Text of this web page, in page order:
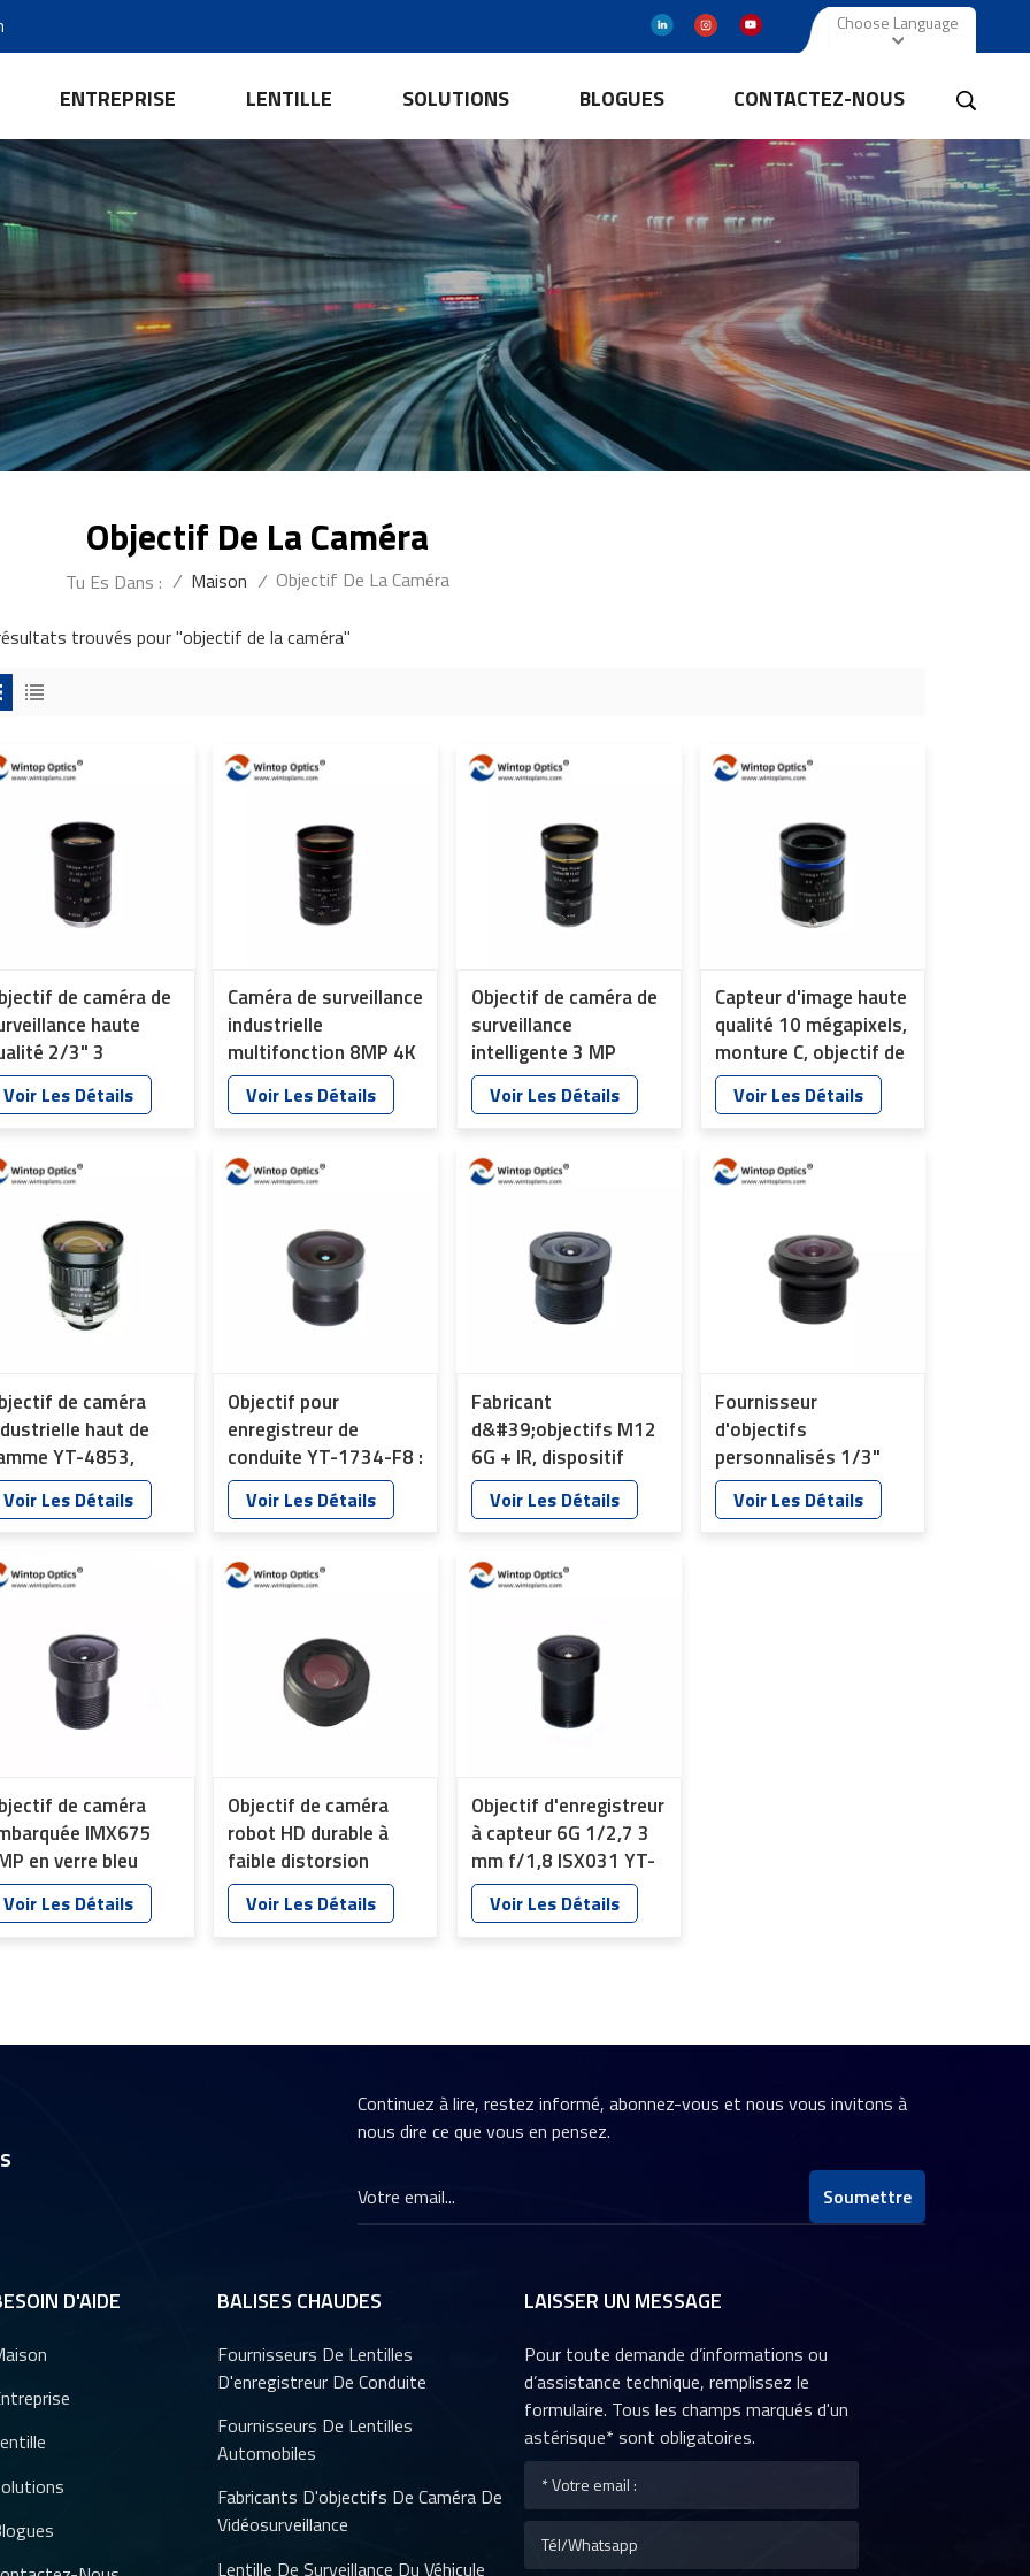
Choose Language
ENTREPRISE LENTILLE SOLUTIONS BLOGUES CONTACTEZ-NOUS
Objectif De La Caméra
Tu Es Dans : / Maison / Objectif De La Caméra
trouvés pour "objectif de la caméra"
de caméra de
haute
2/3" 3
HD YT-
Voir Les Détails
Caméra de surveillance
industrielle
multifonction 8MP 4K
YT-4873
Voir Les Détails
Objectif de caméra de
surveillance
intelligente 3 MP
1/2,5 pouce à
monture CS YT-4870
Voir Les Détails
Capteur d'image haute
qualité 10 mégapixels,
monture C, objectif de
vision industrielle YT-
4859
Voir Les Détails
de caméra
haut de
YT-4853,
et
qualité
Voir Les Détails
Objectif pour
enregistreur de
conduite YT-1734-F8 :
capteur IMX307 4 MP,
filtre IR en verre bleu
Voir Les Détails
Fabricant
d&#39;objectifs M12
6G + IR, dispositif
électronique
intelligent,
reconnaissance
faciale, YT-7559-C1
Voir Les Détails
Fournisseur
d'objectifs
personnalisés 1/3"
f/2.2 6G Structure
Tachygraphe Voiture
Voir Les Détails
de caméra
IMX675
en verre bleu
infrarouge,
en verre,
Voir Les Détails
Objectif de caméra
robot HD durable à
faible distorsion
1/2,8&quot; pour
caméra Web USB AI
Voir Les Détails
Objectif d'enregistreur
à capteur 6G 1/2,7 3
mm f/1,8 ISX031 YT-
1698-F1
Voir Les Détails
Continuez à lire, restez informé, abonnez-vous et nous vous invitons à
nous dire ce que vous en pensez.
Soumettre
D'AIDE BALISES CHAUDES
Fournisseurs De Lentilles
D'enregistreur De Conduite
Fournisseurs De Lentilles
Automobiles
Fabricants D'objectifs De Caméra De
Vidéosurveillance
Lentille De Surveillance Du Véhicule
LAISSER UN MESSAGE
Pour toute demande d’informations ou
d’assistance technique, remplissez le
formulaire. Tous les champs marqués d'un
astérisque* sont obligatoires.